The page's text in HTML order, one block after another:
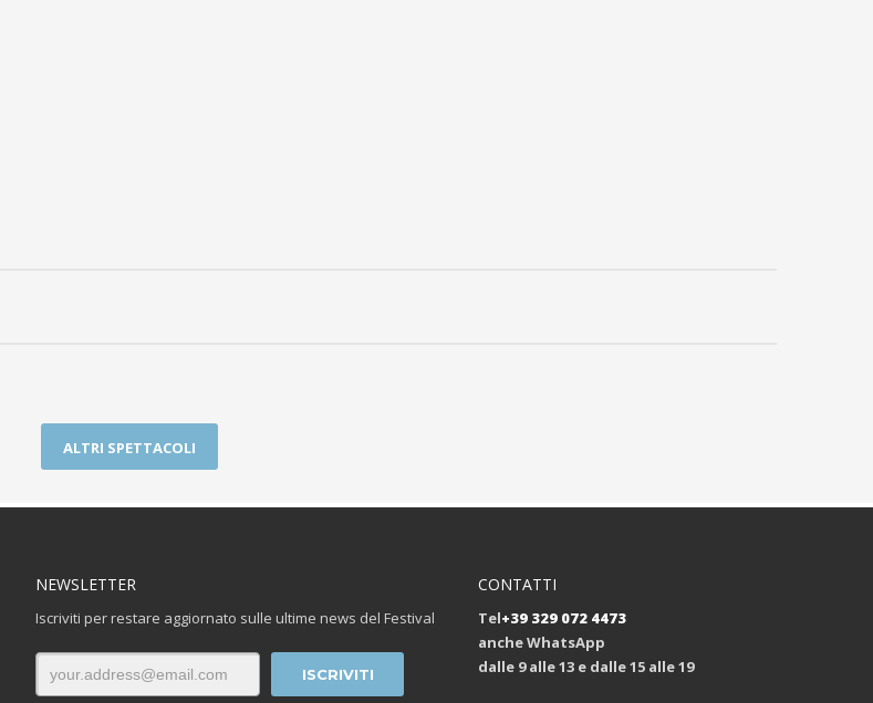
ALTRI SPETTACOLI
NEWSLETTER
Iscriviti per restare aggiornato sulle ultime news del Festival
CONTATTI
Tel+39 329 072 4473
anche WhatsApp
dalle 9 alle 13 e dalle 15 alle 19